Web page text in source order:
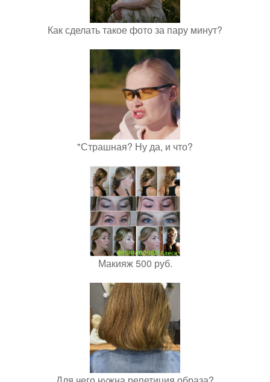
Как сделать такое фото за пару минут?
"Страшная? Ну да, и что?
Макияж 500 руб.